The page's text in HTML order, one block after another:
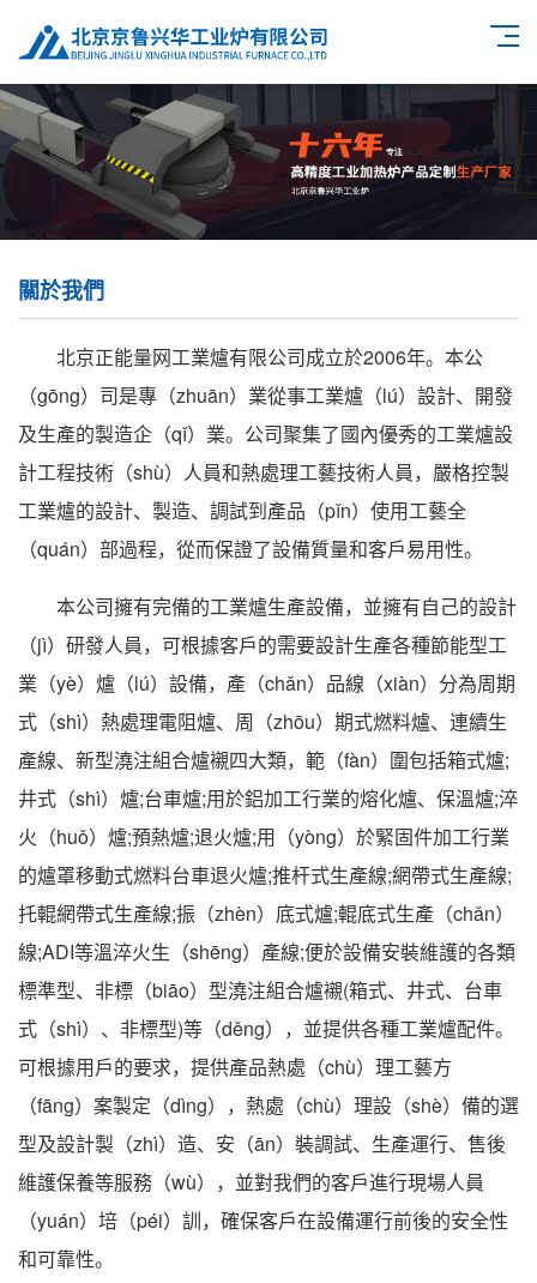
關於我們
北京正能量网工業爐有限公司成立於2006年。本公
（gōng）司是專（zhuān）業從事工業爐（lú）設計、開發
及生產的製造企（qǐ）業。公司聚集了國內優秀的工業爐設
計工程技術（shù）人員和熱處理工藝技術人員，嚴格控製
工業爐的設計、製造、調試到產品（pǐn）使用工藝全
（quán）部過程，從而保證了設備質量和客戶易用性。
本公司擁有完備的工業爐生產設備，並擁有自己的設計
（jì）研發人員，可根據客戶的需要設計生產各種節能型工
業（yè）爐（lú）設備，產（chǎn）品線（xiàn）分為周期
式（shì）熱處理電阻爐、周（zhōu）期式燃料爐、連續生
產線、新型澆注組合爐襯四大類，範（fàn）圍包括箱式爐;
井式（shì）爐;台車爐;用於鋁加工行業的熔化爐、保溫爐;淬
火（huǒ）爐;預熱爐;退火爐;用（yòng）於緊固件加工行業
的爐罩移動式燃料台車退火爐;推杆式生產線;網帶式生產線;
托輥網帶式生產線;振（zhèn）底式爐;輥底式生產（chǎn）
線;ADI等溫淬火生（shēng）產線;便於設備安裝維護的各類
標準型、非標（biāo）型澆注組合爐襯(箱式、井式、台車
式（shì）、非標型)等（děng），並提供各種工業爐配件。
可根據用戶的要求，提供產品熱處（chù）理工藝方
（fāng）案製定（dìng），熱處（chù）理設（shè）備的選
型及設計製（zhì）造、安（ān）裝調試、生產運行、售後
維護保養等服務（wù），並對我們的客戶進行現場人員
（yuán）培（péi）訓，確保客戶在設備運行前後的安全性
和可靠性。